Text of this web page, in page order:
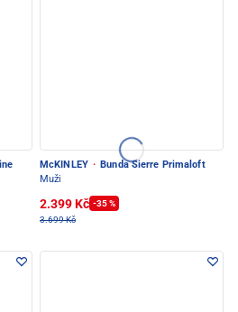
McKINLEY · Bunda Sierre Primaloft
Muži
2.399 Kč -35 %
3.699 Kč